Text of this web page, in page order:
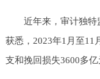
近年来，审计独特
获悉，2023年1月至11
支和挽回损失3600多